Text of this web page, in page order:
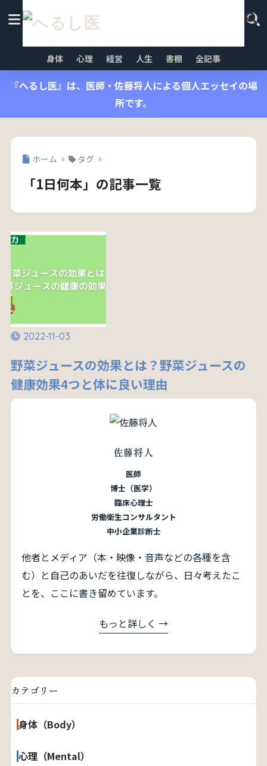
身体 心理 経営 人生 書棚 全記事
『へるし医』は、医師・佐藤将人による個人エッセイの場
所です。
ホーム タグ
「1日何本」の記事一覧
2022-11-03
野菜ジュースの効果とは？野菜ジュースの
健康効果4つと体に良い理由
佐藤将人
医師
博士（医学）
臨床心理士
労働衛生コンサルタント
中小企業診断士
他者とメディア（本・映像・音声などの各種を含
む）と自己のあいだを往復しながら、日々考えたこ
とを、ここに書き留めています。
もっと詳しく →
カテゴリー
身体（Body）
心理（Mental）